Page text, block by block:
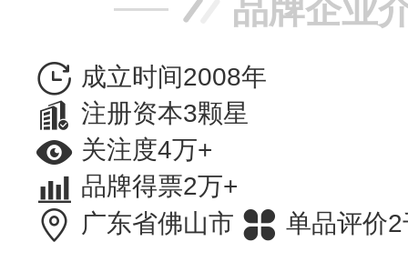
品牌企业
成立时间2008年
注册资本3颗星
关注度4万+
品牌得票2万+
广东省佛山市
单品评价2